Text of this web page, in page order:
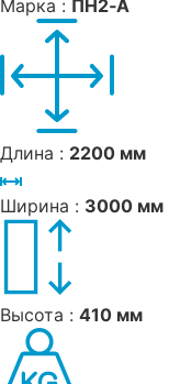
Марка : ПН2‑А
Длина : 2200 мм
Ширина : 3000 мм
Высота : 410 мм